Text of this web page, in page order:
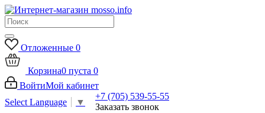
Отложенные 0
Корзина0 пуста 0
ВойтиМой кабинет
Select Language
▼
+7 (705) 539-55-55
Заказать звонок